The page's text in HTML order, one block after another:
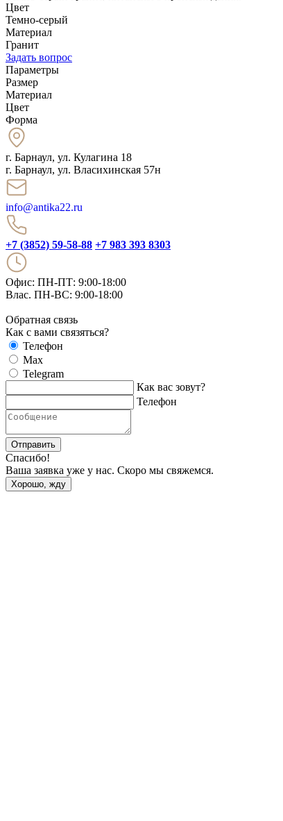
Цвет
Темно-серый
Материал
Гранит
Задать вопрос
Параметры
Размер
Материал
Цвет
Форма
г. Барнаул, ул. Кулагина 18
г. Барнаул, ул. Власихинская 57н
info@antika22.ru
+7 (3852) 59-58-88 +7 983 393 8303
Офис: ПН-ПТ: 9:00-18:00
Влас. ПН-ВС: 9:00-18:00
Обратная связь
Как с вами связяться?
Телефон
Max
Telegram
Как вас зовут?
Телефон
Отправить
Спасибо!
Ваша заявка уже у нас. Скоро мы свяжемся.
Хорошо, жду